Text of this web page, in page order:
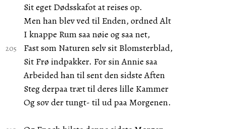
Sit eget Dødsskafot at reises op.
Men han blev ved til Enden, ordned Alt
I knappe Rum saa nøie og saa net,
Fast som Naturen selv sit Blomsterblad,
Sit Frø indpakker. For sin Annie saa
Arbeided han til sent den sidste Aften
Steg derpaa træt til deres lille Kammer
Og sov der tungt- til ud paa Morgenen.